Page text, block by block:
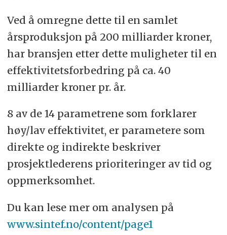
Ved å omregne dette til en samlet
årsproduksjon på 200 milliarder kroner,
har bransjen etter dette muligheter til en
effektivitetsforbedring på ca. 40
milliarder kroner pr. år.
8 av de 14 parametrene som forklarer
høy/lav effektivitet, er parametere som
direkte og indirekte beskriver
prosjektlederens prioriteringer av tid og
oppmerksomhet.
Du kan lese mer om analysen på
www.sintef.no/content/page1